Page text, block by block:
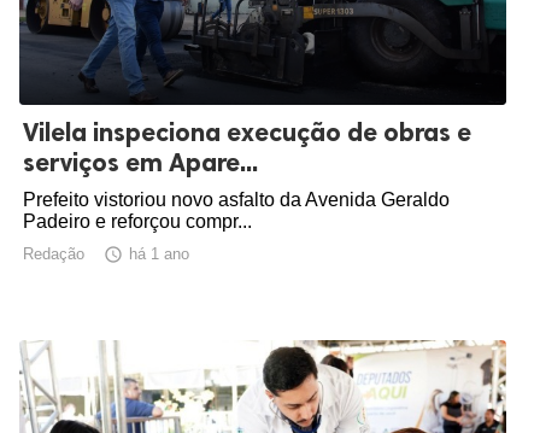
Vilela inspeciona execução de obras e
serviços em Apare...
Prefeito vistoriou novo asfalto da Avenida Geraldo
Padeiro e reforçou compr...
Redação  há 1 ano